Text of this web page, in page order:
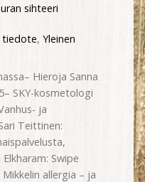
sihteeri
tiedote, Yleinen
Hieroja Sanna
SKY-kosmetologi
ja
Teittinen:
Swipe
allergia – ja